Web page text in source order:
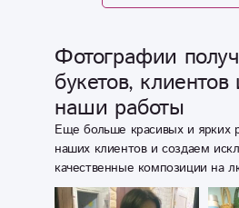
доставкой.
Спасибо
огромное,
успехов вашему
делу и
процветания!
Фотографии
букетов,
наши работы
Еще больше красивых и
наших клиентов и создаем
качественные композиции на